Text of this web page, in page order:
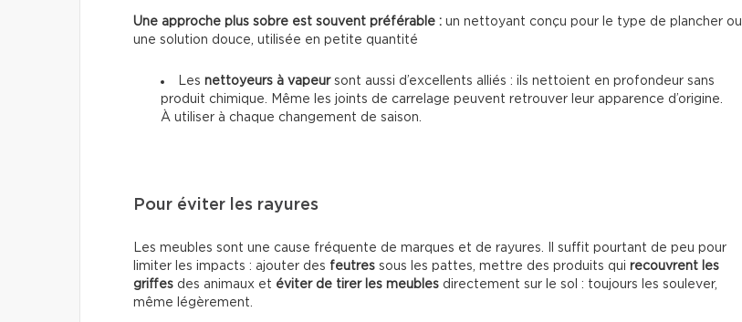
Une approche plus sobre est souvent préférable : un nettoyant conçu pour le type de plancher ou
une solution douce, utilisée en petite quantité
Les nettoyeurs à vapeursont aussi d’excellents alliés : ils nettoient en profondeur sans
produit chimique. Même les joints de carrelage peuvent retrouver leur apparence d’origine.
À utiliser à chaque changement de saison.
Pour éviter les rayures
Les meubles sont une cause fréquente de marques et de rayures. Il suffit pourtant de peu pour
limiter les impacts : ajouter des feutres sous les pattes, mettre des produits qui recouvrent les
griffes des animaux et éviter de tirer les meubles directement sur le sol : toujours les soulever,
même légèrement.